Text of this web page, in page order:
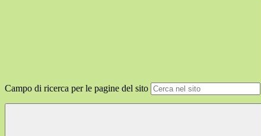
Campo di ricerca per le pagine del sito